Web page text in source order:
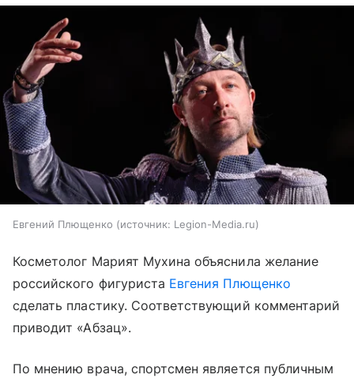
Евгений Плющенко источник: Legion-Media.ru
Косметолог Марият Мухина объяснила желание
российского фигуриста Евгения Плющенко
сделать пластику. Соответствующий комментарий
приводит «Абзац».
По мнению врача, спортсмен является публичным